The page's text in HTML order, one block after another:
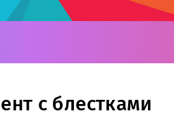
с блестками